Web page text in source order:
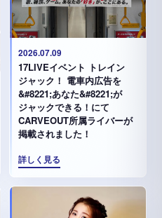
2026.07.09
17LIVEイベント トレイン
ジャック！ 電車内広告を
&#8221;あなた&#8221;が
ジャックできる！にて
CARVEOUT所属ライバーが
掲載されました！
詳しく見る